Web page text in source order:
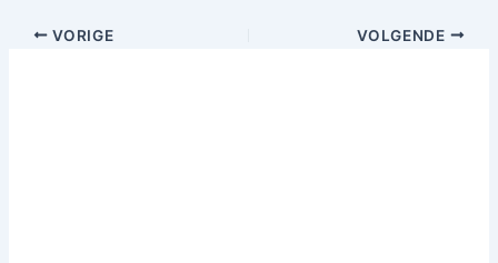
VORIGE VOLGENDE